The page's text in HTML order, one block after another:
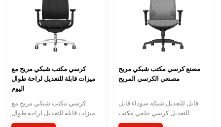
كرسي مكتب شبكي مريح مع
ميزات قابلة للتعديل لراحة طوال
اليوم
كرسي مكتب شبكي مريح مع
ميزات قابلة للتعديل لراحة طوال
اليوم
مصنع كرسي مكتب شبكي مريح
مصنعي الكرسي المريح
قابل للتعديل شبكة سوداء قابل
للتعديل كرسي خلفي مكتب